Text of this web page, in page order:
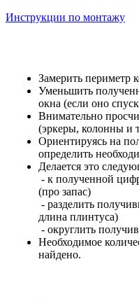
Инструкции по монтажу
Замерить периметр
Уменьшить
окна (если оно
Внимательно
(эркеры, колонны и
Ориентируясь на
определить
Делается это
- к полученной
(про запас)
- разделить
длина плинтуса)
- округлить
Необходимое
найдено.